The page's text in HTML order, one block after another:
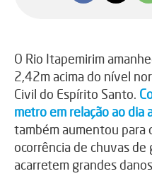
O Rio Itapemirim
2,42m acima do nível
Civil do Espírito Santo.
metro em relação ao dia
também aumentou para
ocorrência de chuvas
acarretem grandes